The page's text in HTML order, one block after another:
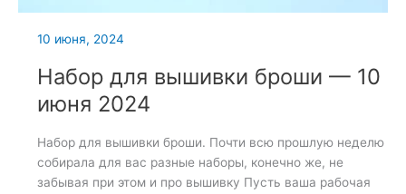
10 июня, 2024
Набор для вышивки броши — 10
июня 2024
Набор для вышивки броши. Почти всю прошлую неделю
собирала для вас разные наборы, конечно же, не
забывая при этом и про вышивку Пусть ваша рабочая